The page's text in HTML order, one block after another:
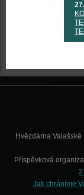
Hvězdárna
Příspěvková
Jak chráníme